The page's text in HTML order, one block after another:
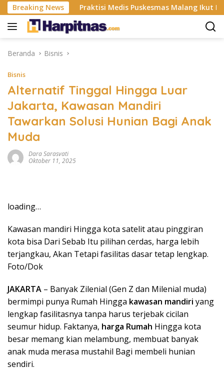
Langsung
ke
konten
Breaking News
ISP Praktisi Medis Puskesmas Malang Ikut Ejek
Beranda Bisnis
Bisnis
Alternatif Tinggal Hingga Luar
Jakarta, Kawasan Mandiri
Tawarkan Solusi Hunian Bagi Anak
Muda
Dara Sarasvati
Oktober 11, 2025
loading…
Kawasan mandiri Hingga kota satelit atau pinggiran
kota bisa Dari Sebab Itu pilihan cerdas, harga lebih
terjangkau, Akan Tetapi fasilitas dasar tetap lengkap.
Foto/Dok
JAKARTA – Banyak Zilenial (Gen Z dan Milenial muda)
bermimpi punya Rumah Hingga kawasan mandiri yang
lengkap fasilitasnya tanpa harus terjebak cicilan
seumur hidup. Faktanya, harga Rumah Hingga kota
besar memang kian melambung, membuat banyak
anak muda merasa mustahil Bagi membeli hunian
sendiri.